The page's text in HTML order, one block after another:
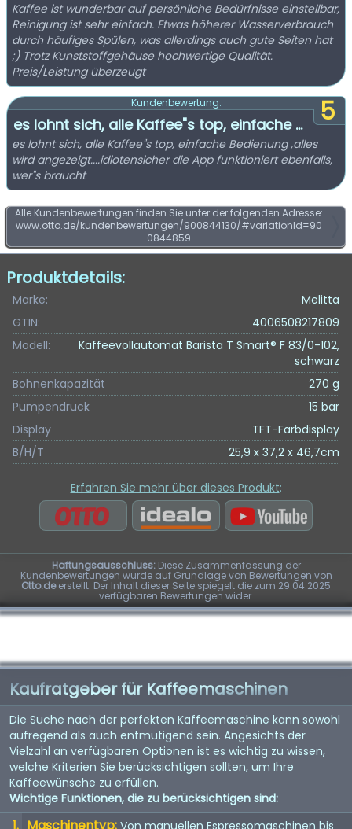
Kaffee ist wunderbar auf persönliche Bedürfnisse einstellbar,
Reinigung ist sehr einfach. Etwas höherer Wasserverbrauch
durch häufiges Spülen, was allerdings auch gute Seiten hat
;) Trotz Kunststoffgehäuse hochwertige Qualität.
Preis/Leistung überzeugt
5
Kundenbewertung:
es lohnt sich, alle Kaffee"s top, einfache ...
es lohnt sich, alle Kaffee"s top, einfache Bedienung ,alles
wird angezeigt....idiotensicher die App funktioniert ebenfalls,
wer"s braucht
Alle Kundenbewertungen finden Sie unter der folgenden Adresse:
www.otto.de/kundenbewertungen/900844130/#variationId=90
0844859
Produktdetails:
Marke:
Melitta
GTIN:
4006508217809
Modell:
Kaffeevollautomat Barista T Smart® F 83/0-102,
schwarz
Bohnenkapazität
270 g
Pumpendruck
15 bar
Display
TFT-Farbdisplay
B/H/T
25,9 x 37,2 x 46,7cm
Erfahren Sie mehr über dieses Produkt:
Haftungsausschluss:Diese Zusammenfassung der
Kundenbewertungen wurde auf Grundlage von Bewertungen von
Otto.deerstellt. Der Inhalt dieser Seite spiegelt die zum 29.04.2025
verfügbaren Bewertungen wider.
Kaufratgeber für Kaffeemaschinen
Die Suche nach der perfekten Kaffeemaschine kann sowohl
aufregend als auch entmutigend sein. Angesichts der
Vielzahl an verfügbaren Optionen ist es wichtig zu wissen,
welche Kriterien Sie berücksichtigen sollten, um Ihre
Kaffeewünsche zu erfüllen.
Wichtige Funktionen, die zu berücksichtigen sind:
Maschinentyp: Von manuellen Espressomaschinen bis